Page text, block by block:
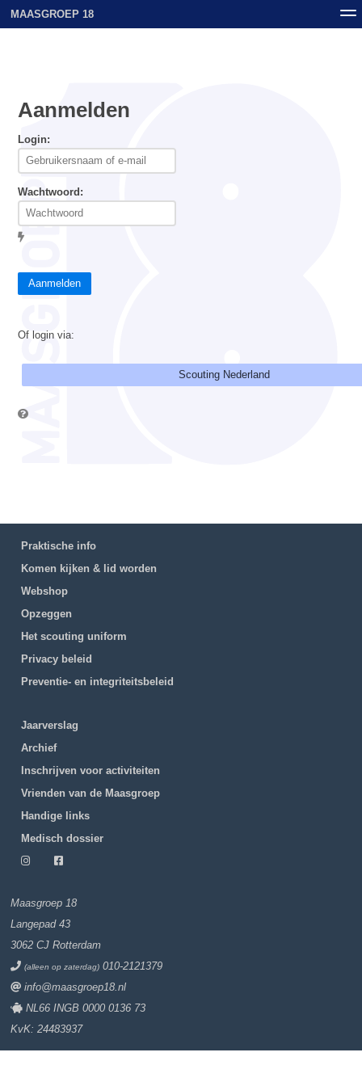
MAASGROEP 18
Aanmelden
Login:
Wachtwoord:
Aanmelden
Of login via:
Scouting Nederland
Praktische info
Komen kijken & lid worden
Webshop
Opzeggen
Het scouting uniform
Privacy beleid
Preventie- en integriteitsbeleid
Jaarverslag
Archief
Inschrijven voor activiteiten
Vrienden van de Maasgroep
Handige links
Medisch dossier
Maasgroep 18
Langepad 43
3062 CJ Rotterdam
(alleen op zaterdag) 010-2121379
info@maasgroep18.nl
NL66 INGB 0000 0136 73
KvK: 24483937